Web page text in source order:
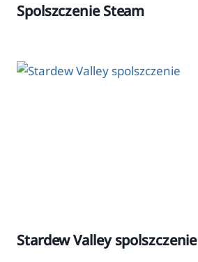
Spolszczenie Steam
Stardew Valley spolszczenie